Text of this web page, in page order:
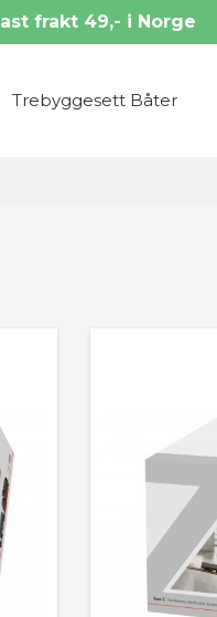
frakt 49,- i Norge
Trebyggesett Båter